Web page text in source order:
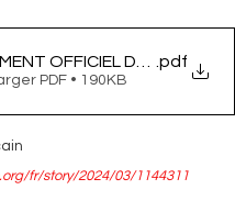
OFFICIEL DRAFT
.pdf
PDF • 190KB
fr/story/2024/03/1144311